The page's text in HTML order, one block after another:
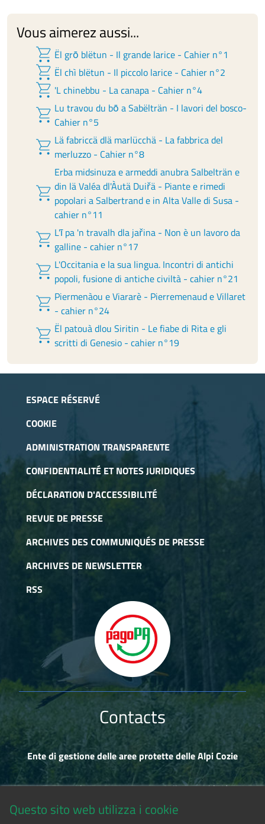
Vous aimerez aussi...
shopping_cart Ël grō blëtun - Il grande larice - Cahier n°1
shopping_cart Ël chì blëtun - Il piccolo larice - Cahier n°2
shopping_cart 'L chinebbu - La canapa - Cahier n°4
shopping_cart Lu travou du bō a Sabëlträn - I lavori del bosco-
Cahier n°5
shopping_cart Lä fabriccä dlä marlücchä - La fabbrica del
merluzzo - Cahier n°8
shopping_cart
Erba midsinuza e armeddi anubra Salbelträn e
din lä Valéa dl'Àutä Duiřä - Piante e rimedi
popolari a Salbertrand e in Alta Valle di Susa -
cahier n°11
shopping_cart L'ī pa 'n travalh dla jařina - Non è un lavoro da
galline - cahier n°17
shopping_cart L'Occitania e la sua lingua. Incontri di antichi
popoli, fusione di antiche civiltà - cahier n°21
shopping_cart Piermenàou e Viararè - Pierremenaud e Villaret
- cahier n°24
shopping_cart Ël patouà dlou Siritin - Le fiabe di Rita e gli
scritti di Genesio - cahier n°19
ESPACE RÉSERVÉ
COOKIE
ADMINISTRATION TRANSPARENTE
CONFIDENTIALITÉ ET NOTES JURIDIQUES
DÉCLARATION D'ACCESSIBILITÉ
REVUE DE PRESSE
ARCHIVES DES COMMUNIQUÉS DE PRESSE
ARCHIVES DE NEWSLETTER
RSS
Contacts
Ente di gestione delle aree protette delle Alpi Cozie
Via Fransuà Fontan, 1 - 10050 Salbertrand (TO)
Questo sito web utilizza i cookie